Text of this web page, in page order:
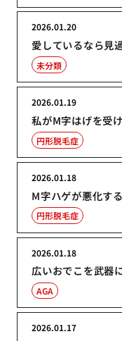
愛しているなら見
2026.01.20
未分類
私がM字はげを受
2026.01.19
円形脱毛症
M字ハゲが悪化す
2026.01.18
円形脱毛症
広いおでこを武器
2026.01.18
AGA
2026.01.17